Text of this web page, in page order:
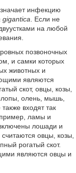
инфекцию
gigantica . Если не
на любой
позвоночных
и самки которых
животных и
являются
скот, овцы, козы,
олень, мышь,
входят так
ламы и
лошади и
овцы, козы,
рогатый скот.
являются овцы и